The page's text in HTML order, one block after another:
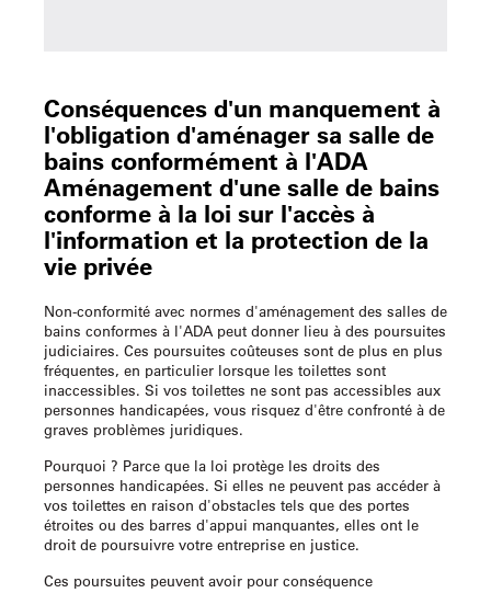
Conséquences d'un manquement à
l'obligation d'aménager sa salle de
bains conformément à l'ADA
Aménagement d'une salle de bains
conforme à la loi sur l'accès à
l'information et la protection de la
vie privée
Non-conformité avec normes d'aménagement des salles de
bains conformes à l'ADA peut donner lieu à des poursuites
judiciaires. Ces poursuites coûteuses sont de plus en plus
fréquentes, en particulier lorsque les toilettes sont
inaccessibles. Si vos toilettes ne sont pas accessibles aux
personnes handicapées, vous risquez d'être confronté à de
graves problèmes juridiques.
Pourquoi ? Parce que la loi protège les droits des
personnes handicapées. Si elles ne peuvent pas accéder à
vos toilettes en raison d'obstacles tels que des portes
étroites ou des barres d'appui manquantes, elles ont le
droit de poursuivre votre entreprise en justice.
Ces poursuites peuvent avoir pour conséquence